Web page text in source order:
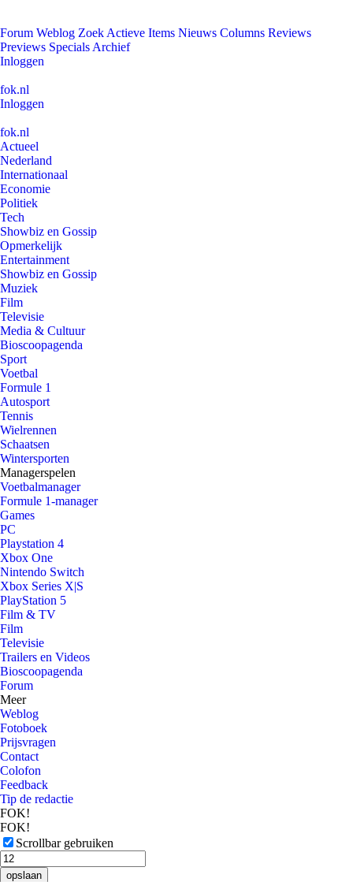
Forum Weblog Zoek Actieve Items Nieuws Columns Reviews
Previews Specials Archief
Inloggen
fok.nl
Inloggen
fok.nl
Actueel
Nederland
Internationaal
Economie
Politiek
Tech
Showbiz en Gossip
Opmerkelijk
Entertainment
Showbiz en Gossip
Muziek
Film
Televisie
Media & Cultuur
Bioscoopagenda
Sport
Voetbal
Formule 1
Autosport
Tennis
Wielrennen
Schaatsen
Wintersporten
Managerspelen
Voetbalmanager
Formule 1-manager
Games
PC
Playstation 4
Xbox One
Nintendo Switch
Xbox Series X|S
PlayStation 5
Film & TV
Film
Televisie
Trailers en Videos
Bioscoopagenda
Forum
Meer
Weblog
Fotoboek
Prijsvragen
Contact
Colofon
Feedback
Tip de redactie
FOK!
FOK!
Scrollbar gebruiken
opslaan